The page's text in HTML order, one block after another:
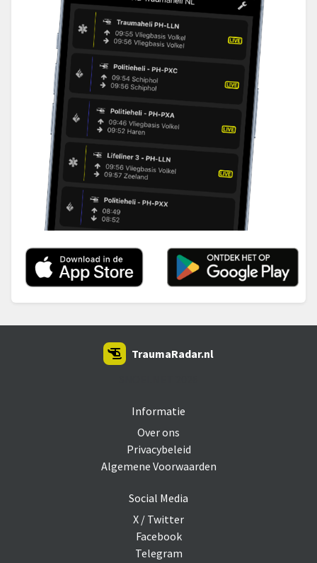
Informatie
Over ons
Privacybeleid
Algemene Voorwaarden
Social Media
X / Twitter
Facebook
Telegram
TraumaRadar.nl